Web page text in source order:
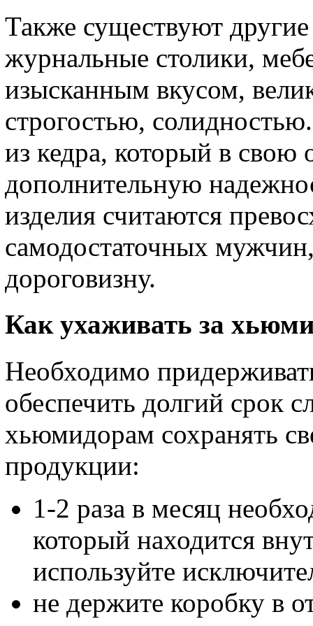
Также существуют
журнальные столики,
изысканным вкусом,
строгостью,
из кедра, который в свою
дополнительную
изделия считаются
самодостаточных
дороговизну.
Как ухаживать за
Необходимо
обеспечить долгий срок
хьюмидорам сохранять
продукции:
1-2 раза в месяц
который находится
используйте
не держите коробку в